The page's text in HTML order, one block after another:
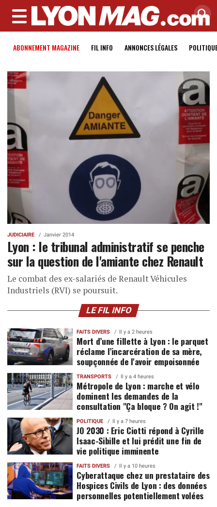
MENU
ABONNEMENT MAGAZINE FIL INFO ANNONCES LÉGALES
JUDICIAIRE Janvier 2014
Lyon : le tribunal administratif se penche
sur la question de l'amiante chez Renault
Le combat des ex-salariés de Renault Véhicules
Industriels (RVI) se poursuit.
LE FIL INFO
FAITS DIVERS Il y a 2 heures
Mort d’une fillette à Lyon : le parquet
réclame l’incarcération de sa mère,
soupçonnée de l'avoir empoisonnée
TRANSPORTS Il y a 4 heures
Métropole de Lyon : marche et vélo
dominent les demandes de la
consultation "Ça bloque ? On agit !"
POLITIQUE Il y a 7 heures
JO 2030 : Eric Ciotti répond à Cyrille
Isaac-Sibille et lui prédit une fin de
vie politique imminente
FAITS DIVERS Il y a 10 heures
Cyberattaque chez un prestataire des
Hospices Civils de Lyon : des données
personnelles potentiellement volées